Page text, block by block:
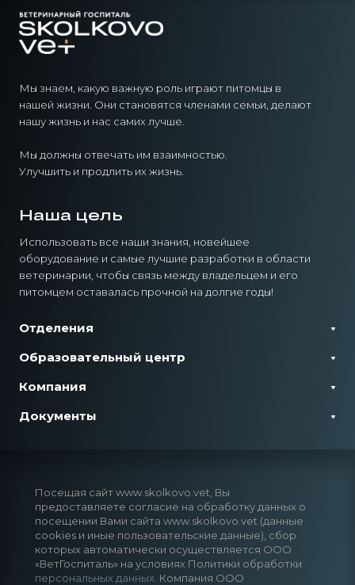
Мы знаем, какую важную роль играют питомцы в
нашей жизни. Они становятся членами семьи, делают
нашу жизнь и нас самих лучше.
Мы должны отвечать им взаимностью.
Улучшить и продлить их жизнь.
Наша цель
Использовать все наши знания, новейшее
оборудование и самые лучшие разработки в области
ветеринарии, чтобы связь между владельцем и его
питомцем оставалась прочной на долгие годы!
Отделения
Образовательный центр
Компания
Документы
Посещая сайт www.skolkovo.vet, Вы
предоставляете согласие на обработку данных о
посещении Вами сайта www.skolkovo.vet (данные
cookies и иные пользовательские данные), сбор
которых автоматически осуществляется ООО
«ВетГоспиталь» на условиях Политики обработки
персональных данных . Компания ООО